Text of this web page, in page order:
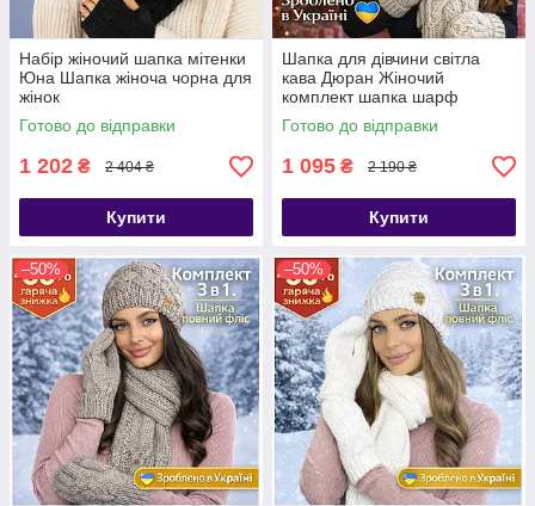
Набір жіночий шапка мітенки
Юна Шапка жіноча чорна для
жінок
Готово до відправки
1 202 ₴ 2 404 ₴
Купити
Шапка для дівчини світла
кава Дюран Жіночий
комплект шапка шарф
рукавиці
Готово до відправки
1 095 ₴ 2 190 ₴
Купити
–50% –50%